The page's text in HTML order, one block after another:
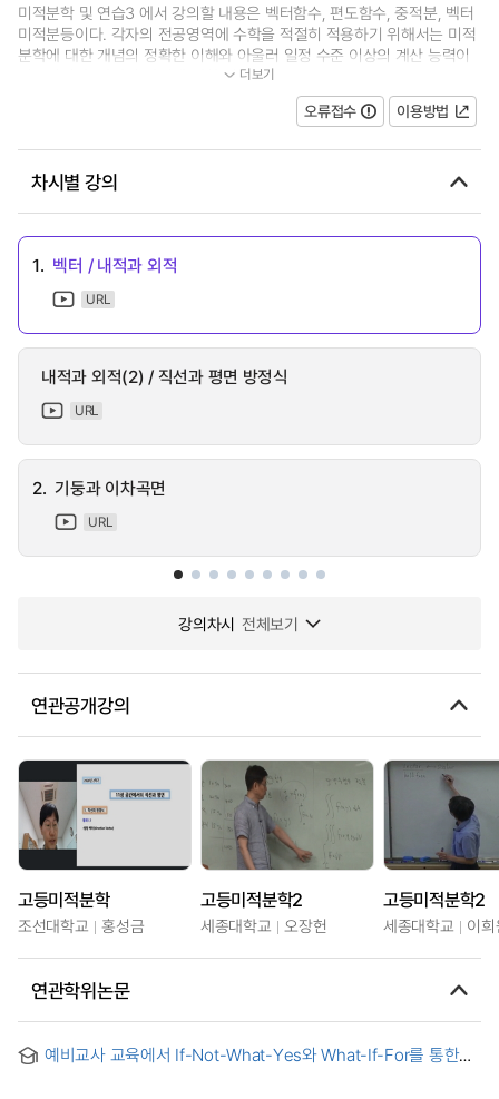
미적분학 및 연습3 에서 강의할 내용은 벡터함수, 편도함수, 중적분, 벡터
미적분등이다. 각자의 전공영역에 수학을 적절히 적용하기 위해서는 미적
분학에 대한 개념의 정확한 이해와 아울러 일정 수준 이상의 계산 능력이
필수적이다. 따라서 강의에 대한 이해...
더보기
오류접수 이용방법
차시별 강의
1. 벡터 / 내적과 외적
URL
내적과 외적(2) / 직선과 평면 방정식
URL
2. 기둥과 이차곡면
URL
강의차시 전체보기
연관공개강의
고등미적분학
조선대학교 홍성금
고등미적분학2
세종대학교 오장헌
고등미적분학2
세종대학교 이
연관학위논문
예비교사 교육에서 If-Not-What-Yes와 What-If-For를 통한